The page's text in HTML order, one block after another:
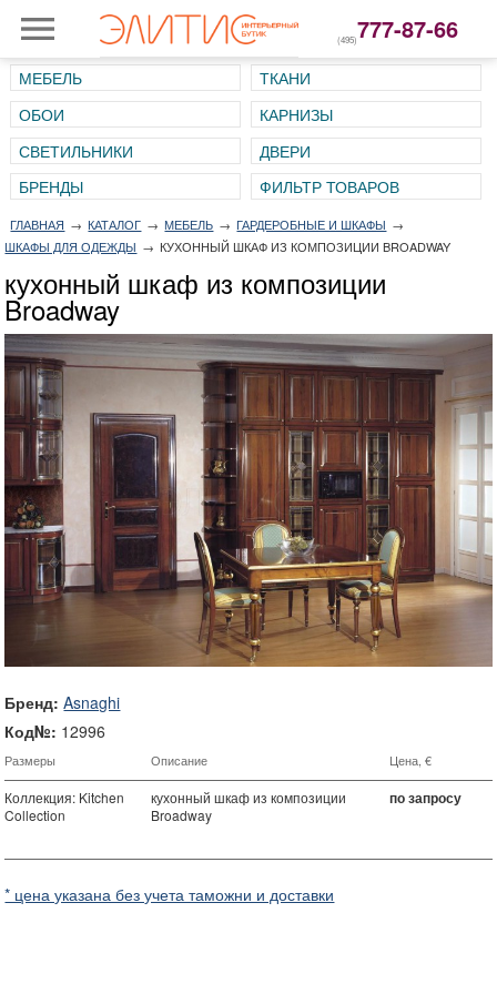
(495)777-87-66
МЕБЕЛЬ
ТКАНИ
ОБОИ
КАРНИЗЫ
СВЕТИЛЬНИКИ
ДВЕРИ
ГЛАВНАЯ → КАТАЛОГ → МЕБЕЛЬ → ГАРДЕРОБНЫЕ И ШКАФЫ →
ШКАФЫ ДЛЯ ОДЕЖДЫ → КУХОННЫЙ ШКАФ ИЗ КОМПОЗИЦИИ BROADWAY
кухонный шкаф из композиции
Broadway
Бренд: Asnaghi
Код№: 12996
Размеры Описание Цена, €
Коллекция: Kitchen
Collection
кухонный шкаф из композиции
Broadway
по запросу
* цена указана без учета таможни и доставки